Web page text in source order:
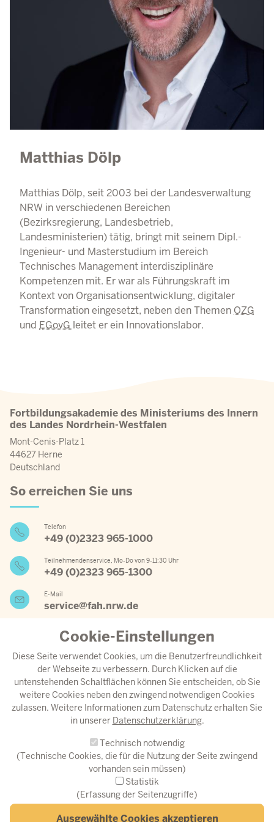
Matthias Dölp
Matthias Dölp, seit 2003 bei der Landesverwaltung
NRW in verschiedenen Bereichen
(Bezirksregierung, Landesbetrieb,
Landesministerien) tätig, bringt mit seinem Dipl.-
Ingenieur- und Masterstudium im Bereich
Technisches Management interdisziplinäre
Kompetenzen mit. Er war als Führungskraft im
Kontext von Organisationsentwicklung, digitaler
Transformation eingesetzt, neben den Themen OZG
und EGovG leitet er ein Innovationslabor.
Fortbildungsakademie des Ministeriums des Innern
des Landes Nordrhein-Westfalen
Mont-Cenis-Platz 1
44627 Herne
Deutschland
So erreichen Sie uns
Telefon
+49 (0)2323 965-1000
Teilnehmendenservice, Mo-Do von 9-11:30 Uhr
+49 (0)2323 965-1300
E-Mail
service@fah.nrw.de
Wichtige Links
Jahresprogramm 2026
Aktueller Speiseplan
Anreise
© Fortbildungsakademie des Ministeriums des Innern NRW
Fußzeilenmenü
Erklärung zur Barrierefreiheit Barriere melden
Datenschutz
Cookie-Einstellungen
Diese Seite verwendet Cookies, um die Benutzerfreundlichkeit
der Webseite zu verbessern. Durch Klicken auf die
untenstehenden Schaltflächen können Sie entscheiden, ob Sie
weitere Cookies neben den zwingend notwendigen Cookies
zulassen. Weitere Informationen zum Datenschutz erhalten Sie
in unserer Datenschutzerklärung.
Technisch notwendig
(Technische Cookies, die für die Nutzung der Seite zwingend
vorhanden sein müssen)
Statistik
(Erfassung der Seitenzugriffe)
Ausgewählte Cookies akzeptieren